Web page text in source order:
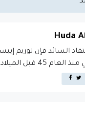
Huda
السائد فإن لوريم
مما يجعله أكثر من 2000 عام في القدم.